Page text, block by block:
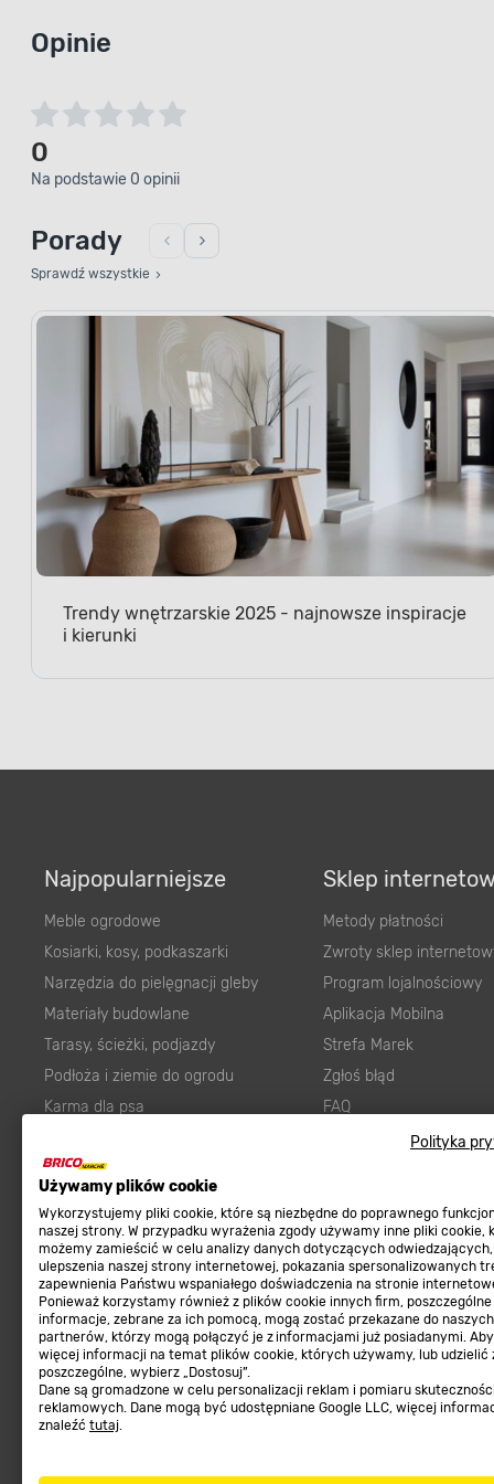
Polityka
Używamy plików cookie
Wykorzystujemy pliki cookie, które są niezbędne do poprawnego
naszej strony. W przypadku wyrażenia zgody używamy inne pliki cookie,
możemy zamieścić w celu analizy danych dotyczących odwiedzających,
ulepszenia naszej strony internetowej, pokazania spersonalizowanych
zapewnienia Państwu wspaniałego doświadczenia na stronie
Ponieważ korzystamy również z plików cookie innych firm, poszczególne
informacje, zebrane za ich pomocą, mogą zostać przekazane do naszych
partnerów, którzy mogą połączyć je z informacjami już posiadanymi.
więcej informacji na temat plików cookie, których używamy, lub udzielić
poszczególne, wybierz „Dostosuj”.
Dane są gromadzone w celu personalizacji reklam i pomiaru
reklamowych. Dane mogą być udostępniane Google LLC, więcej
znaleźć tutaj.
Opinie
0
Na podstawie 0 opinii
Porady
Sprawdź wszystkie
Trendy wnętrzarskie 2025 - najnowsze inspiracje
i kierunki
Najpopularniejsze
Meble ogrodowe
Kosiarki, kosy, podkaszarki
Narzędzia do pielęgnacji gleby
Materiały budowlane
Tarasy, ścieżki, podjazdy
Podłoża i ziemie do ogrodu
Karma dla psa
Farby wewnętrzne białe
Elektryka
Panele
Elektronarzędzia
Płytki
Panele podłogowe
Płyty OSB/HDF
Grabie do ogrodu
Sklep
Metody płatności
Zwroty sklep
Program lojalnościowy
Aplikacja Mobilna
Strefa Marek
Zgłoś błąd
FAQ
Prawny obowiązek
Regulaminy
Regulaminy
Polityka prywatności